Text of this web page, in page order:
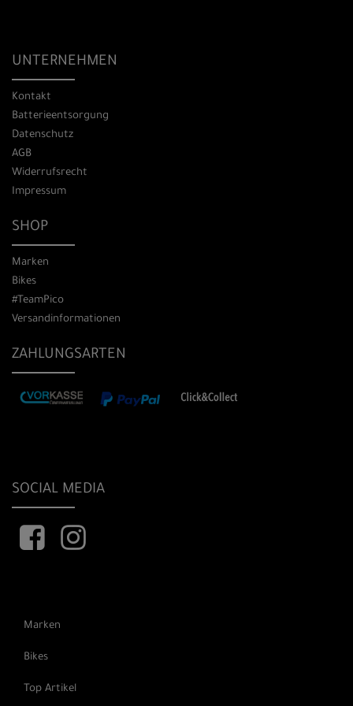
UNTERNEHMEN
Kontakt
Batterieentsorgung
Datenschutz
AGB
Widerrufsrecht
Impressum
SHOP
Marken
Bikes
#TeamPico
Versandinformationen
ZAHLUNGSARTEN
SOCIAL MEDIA
Marken
Bikes
Top Artikel